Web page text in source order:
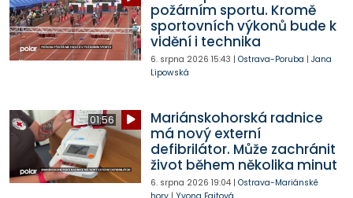
požárním sportu. Kromě
sportovních výkonů bude k
vidění i technika
6. srpna 2026 15:43 | Ostrava-Poruba | Jana
Lipowská
01:56
Mariánskohorská radnice
má nový externí
defibrilátor. Může zachránit
život během několika minut
6. srpna 2026 19:04| Ostrava-Mariánské